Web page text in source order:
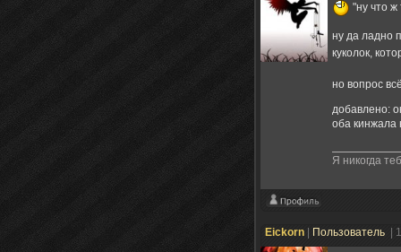
"ну что
ну да ладно
куколок,
но вопрос
добавлено:
оба кинжала
Я никогда
Eickorn Пользователь |